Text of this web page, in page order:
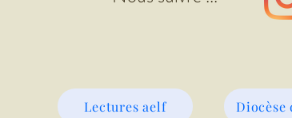
Lectures aelf Diocèse